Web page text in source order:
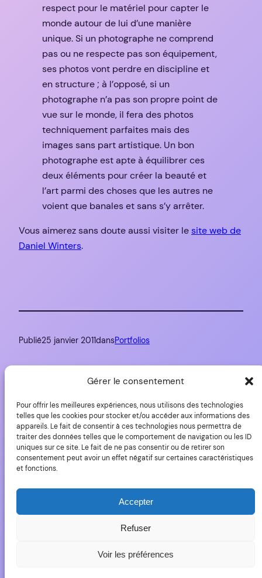
Gérer le consentement
Pour offrir les meilleures expériences, nous utilisons des technologies
telles que les cookies pour stocker et/ou accéder aux informations des
appareils. Le fait de consentir à ces technologies nous permettra de
traiter des données telles que le comportement de navigation ou les ID
uniques sur ce site. Le fait de ne pas consentir ou de retirer son
consentement peut avoir un effet négatif sur certaines caractéristiques
et fonctions.
Accepter
Refuser
Voir les préférences
respect pour le matériel pour capter le
monde autour de lui d’une manière
unique. Si un photographe ne comprend
pas ou ne respecte pas son équipement,
ses photos vont perdre en discipline et
en structure ; à l’opposé, si un
photographe n’a pas son propre point de
vue sur le monde, il fera des photos
techniquement parfaites mais des
images sans part artistique. Un bon
photographe est apte à équilibrer ces
deux éléments pour créer la beauté et
l’art parmi des choses que les autres ne
voient que banales et sans s’y arrêter.
Vous aimerez sans doute aussi visiter lesite web de
Daniel Winters.
Publié25 janvier 2011dansPortfolios
Étiquettes :
Copyright (C) 2006-20225 Yves Roumazeilles – Tous
Fièrement propulsé parWordPress